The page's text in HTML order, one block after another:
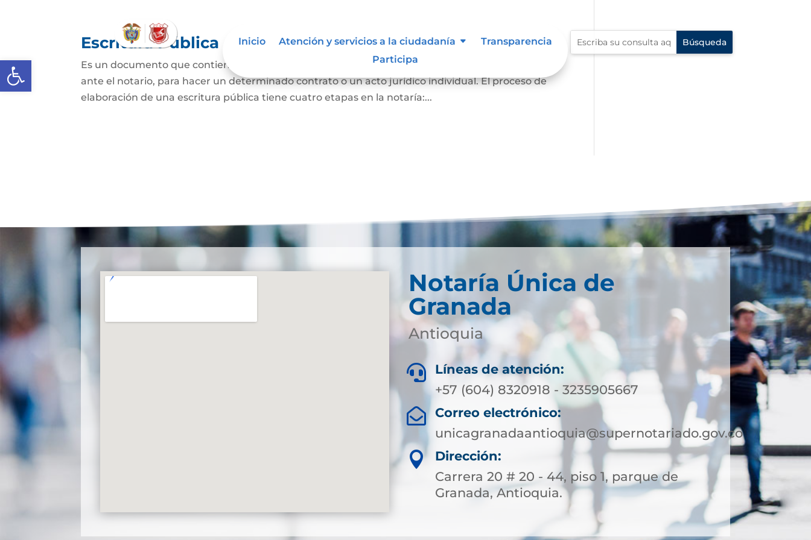
Abrir barra de herramientas
Inicio Atención y servicios a la ciudadanía
Transparencia
Participa
Escritura Pública
Es un documento que contiene la declaración de voluntad de una o varias personas, emitidas
ante el notario, para hacer un determinado contrato o un acto jurídico individual. El proceso de
elaboración de una escritura pública tiene cuatro etapas en la notaría:...
Notaría Única de
Granada
Antioquia

Líneas de atención:
+57 (604) 8320918 - 3235905667

Correo electrónico:
unicagranadaantioquia@supernotariado.gov.co

Dirección:
Carrera 20 # 20 - 44, piso 1, parque de
Granada, Antioquia.